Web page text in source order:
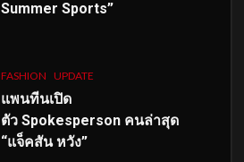
Summer Sports”
FASHION UPDATE
แพนทีนเปิด
ตัว Spokesperson คนล่าสุด
“แจ็คสัน หวัง”